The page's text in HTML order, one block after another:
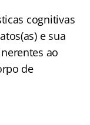
cognitivas
e sua
ao
de